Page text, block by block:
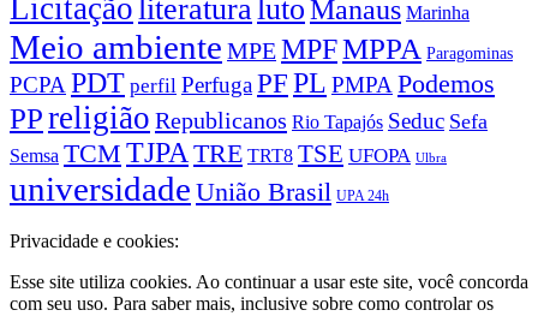
LicitaçãoliteraturalutoManaus Marinha
Meio ambiente MPEMPFMPPA Paragominas
PCPA PDT perfil PerfugaPFPL PMPA Podemos
PPreligião Republicanos Rio Tapajós Seduc Sefa
Semsa TCM TJPA TRE TRT8 TSE UFOPA Ulbra
universidade União Brasil UPA 24h
Privacidade e cookies:
Esse site utiliza cookies. Ao continuar a usar este site, você concorda
com seu uso. Para saber mais, inclusive sobre como controlar os